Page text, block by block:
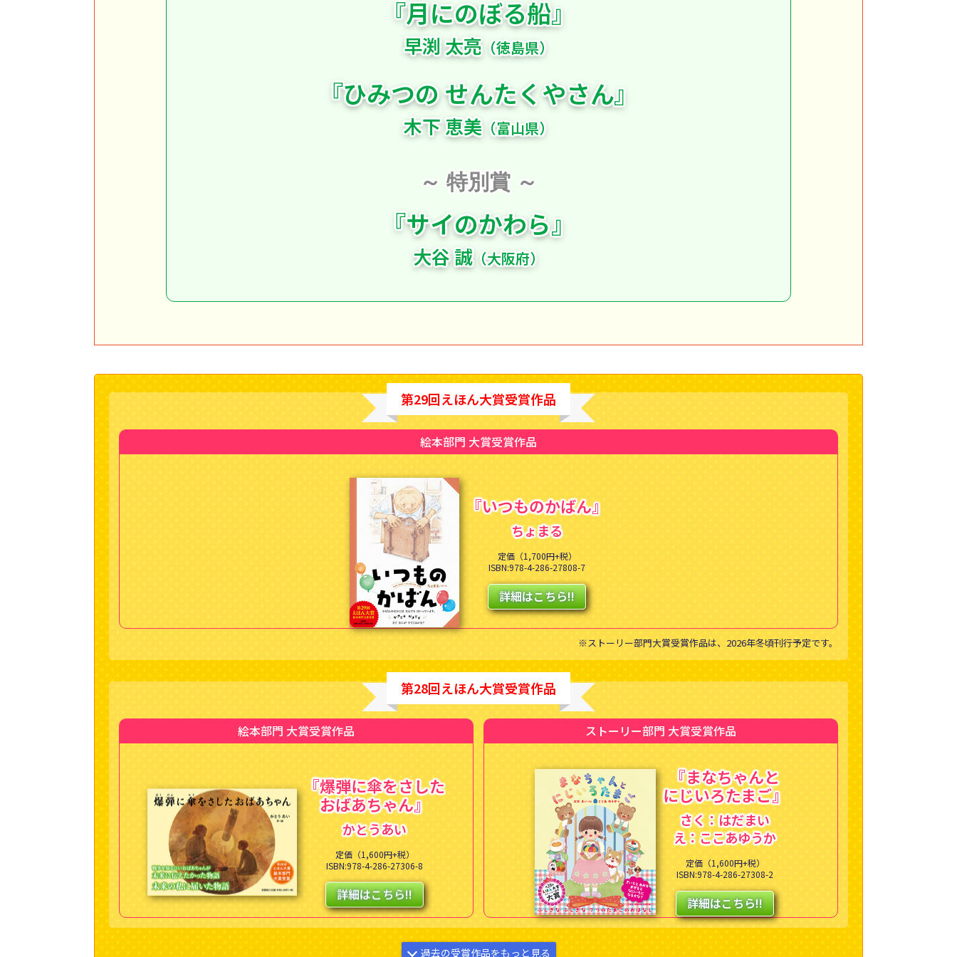
『月にのぼる船』
早渕 太亮（徳島県）
『ひみつのせんたくやさん』
木下 恵美（富山県）
～ 特別賞 ～
『サイのかわら』
大谷 誠（大阪府）
第29回えほん大賞受賞作品
絵本部門 大賞受賞作品
『いつものかばん』
ちょまる
定価（1,700円+税）
ISBN:978-4-286-27808-7
詳細はこちら!!
※ストーリー部門大賞受賞作品は、2026年冬頃刊行予定です。
第28回えほん大賞受賞作品
絵本部門 大賞受賞作品
『爆弾に傘をさした
おばあちゃん』
かとうあい
定価（1,600円+税）
ISBN:978-4-286-27306-8
詳細はこちら!!
ストーリー部門 大賞受賞作品
『まなちゃんと
にじいろたまご』
さく：はだまい
え：ここあゆうか
定価（1,600円+税）
ISBN:978-4-286-27308-2
詳細はこちら!!
過去の受賞作品をもっと見る